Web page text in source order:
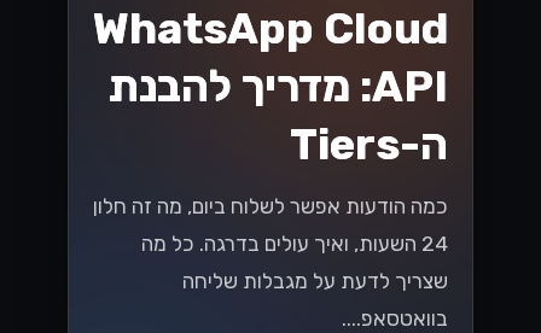
WhatsApp Cloud
API: מדריך להבנת
ה-Tiers
כמה הודעות אפשר לשלוח ביום, מה זה חלון
24 השעות, ואיך עולים בדרגה. כל מה
שצריך לדעת על מגבלות שליחה
בוואטסאפ....